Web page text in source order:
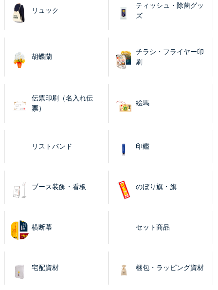
リュック
ティッシュ・除菌グッ
ズ
胡蝶蘭
チラシ・フライヤー印
刷
伝票印刷（名入れ伝
票）
絵馬
リストバンド 印鑑
ブース装飾・看板 のぼり旗・旗
横断幕 セット商品
宅配資材 梱包・ラッピング資材